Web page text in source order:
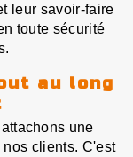
leur savoir-faire
toute sécurité
au long
une
clients. C'est